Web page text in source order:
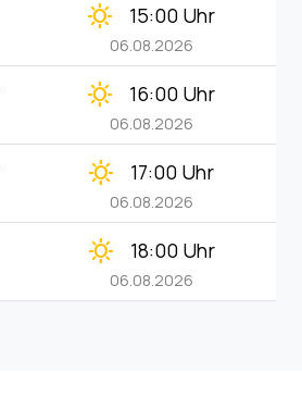
clear_day 15:00 Uhr
06.08.2026
clear_day 16:00 Uhr
06.08.2026
clear_day 17:00 Uhr
06.08.2026
clear_day 18:00 Uhr
06.08.2026